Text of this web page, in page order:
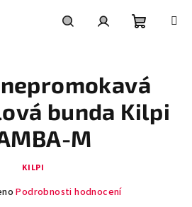
košík
bunda Kilpi
M
KILPI
Podrobnosti hodnocení